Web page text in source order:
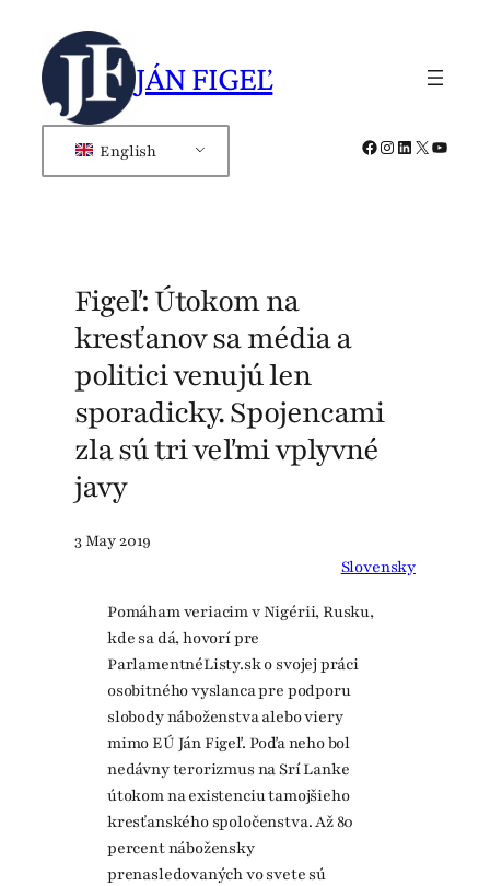
content
JÁN FIGEĽ
English Facebook
Instagram
LinkedIn
X
Figeľ: Útokom na
kresťanov sa média a
politici venujú len
sporadicky. Spojencami
zla sú tri veľmi vplyvné
javy
3 May 2019
Slovensky
Pomáham veriacim v Nigérii, Rusku,
kde sa dá, hovorí pre
ParlamentnéListy.sk o svojej práci
osobitného vyslanca pre podporu
slobody náboženstva alebo viery
mimo EÚ Ján Figeľ. Podľa neho bol
nedávny terorizmus na Srí Lanke
útokom na existenciu tamojšieho
kresťanského spoločenstva. Až 80
percent nábožensky
prenasledovaných vo svete sú